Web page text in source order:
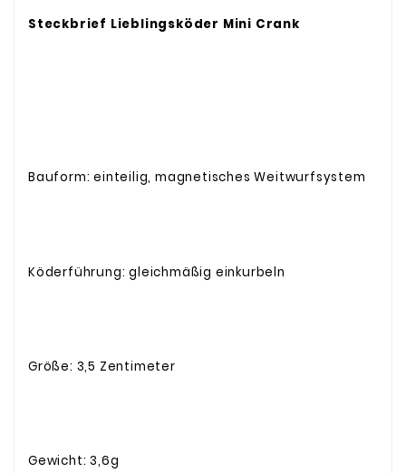
Steckbrief Lieblingsköder Mini Crank
Bauform: einteilig, magnetisches Weitwurfsystem
Köderführung: gleichmäßig einkurbeln
Größe: 3,5 Zentimeter
Gewicht: 3,6g